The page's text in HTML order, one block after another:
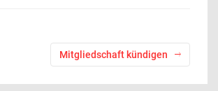
Mitgliedschaft kündigen